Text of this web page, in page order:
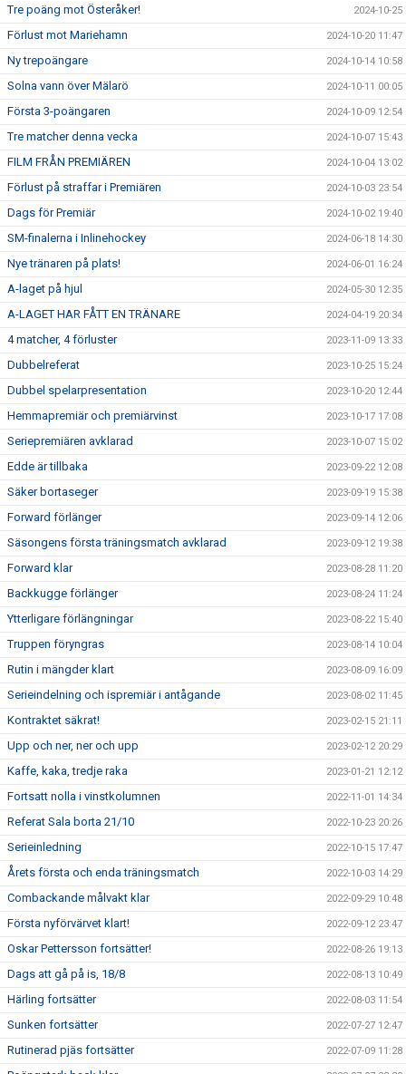
Tre poäng mot Österåker! 2024-10-25
Förlust mot Mariehamn 2024-10-20 11:47
Ny trepoängare 2024-10-14 10:58
Solna vann över Mälarö 2024-10-11 00:05
Första 3-poängaren 2024-10-09 12:54
Tre matcher denna vecka 2024-10-07 15:43
FILM FRÅN PREMIÄREN 2024-10-04 13:02
Förlust på straffar i Premiären 2024-10-03 23:54
Dags för Premiär 2024-10-02 19:40
SM-finalerna i Inlinehockey 2024-06-18 14:30
Nye tränaren på plats! 2024-06-01 16:24
A-laget på hjul 2024-05-30 12:35
A-LAGET HAR FÅTT EN TRÄNARE 2024-04-19 20:34
4 matcher, 4 förluster 2023-11-09 13:33
Dubbelreferat 2023-10-25 15:24
Dubbel spelarpresentation 2023-10-20 12:44
Hemmapremiär och premiärvinst 2023-10-17 17:08
Seriepremiären avklarad 2023-10-07 15:02
Edde är tillbaka 2023-09-22 12:08
Säker bortaseger 2023-09-19 15:38
Forward förlänger 2023-09-14 12:06
Säsongens första träningsmatch avklarad 2023-09-12 19:38
Forward klar 2023-08-28 11:20
Backkugge förlänger 2023-08-24 11:24
Ytterligare förlängningar 2023-08-22 15:40
Truppen föryngras 2023-08-14 10:04
Rutin i mängder klart 2023-08-09 16:09
Serieindelning och ispremiär i antågande 2023-08-02 11:45
Kontraktet säkrat! 2023-02-15 21:11
Upp och ner, ner och upp 2023-02-12 20:29
Kaffe, kaka, tredje raka 2023-01-21 12:12
Fortsatt nolla i vinstkolumnen 2022-11-01 14:34
Referat Sala borta 21/10 2022-10-23 20:26
Serieinledning 2022-10-15 17:47
Årets första och enda träningsmatch 2022-10-03 14:29
Combackande målvakt klar 2022-09-29 10:48
Första nyförvärvet klart! 2022-09-12 23:47
Oskar Pettersson fortsätter! 2022-08-26 19:13
Dags att gå på is, 18/8 2022-08-13 10:49
Härling fortsätter 2022-08-03 11:54
Sunken fortsätter 2022-07-27 12:47
Rutinerad pjäs fortsätter 2022-07-09 11:28